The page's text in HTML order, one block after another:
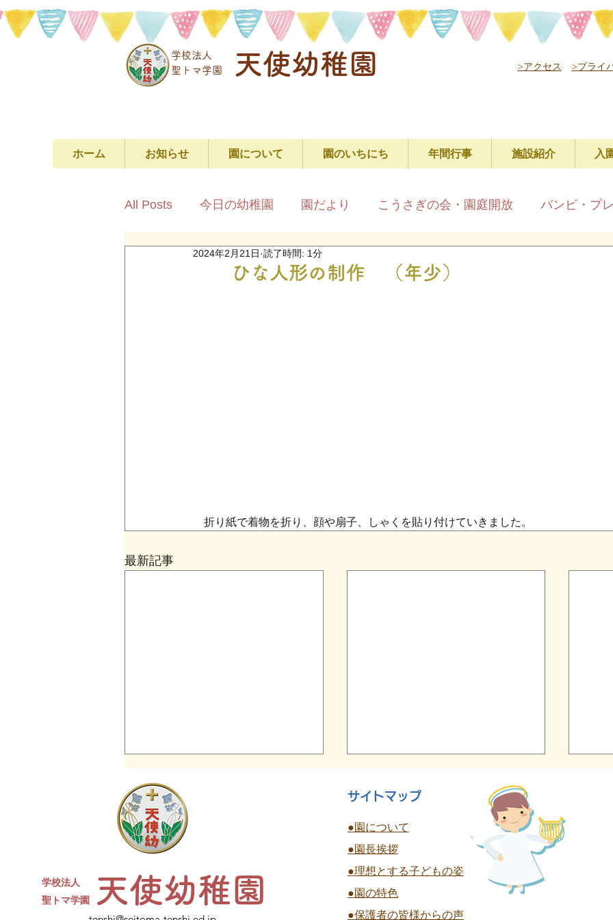
学校法人
​聖トマ学園
天使幼稚園 >アクセス >プライ
ホーム お知らせ 園について 園のいちにち 年間行事 施設紹介 入
All Posts 今日の幼稚園 園だより こうさぎの会・園庭開放 バンビ・プ
ひな人形の制作 （年少）
2024年2月21日 読了時間: 1分
折り紙で着物を折り、顔や扇子、しゃくを貼り付けていきました。
最新記事
同窓会について
現４年生対象の天使幼稚園卒園生
同窓会を開催します。 たくさん
のお友達、先生が参加予定です✨
スをご用意します。水筒、上履
き、コップをお持ちください。
夏祭り 全学年
終
天使幼稚園
学校法人
​聖トマ学園
サイトマップ
●園について
●園長挨拶
●理想とする子どもの姿
●園の特色
●保護者の皆様からの声